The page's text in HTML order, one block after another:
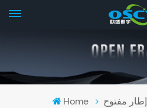
Home إطار مفتوح